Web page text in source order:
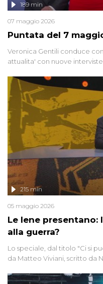
Puntata del 7
189 min
07 maggio 2026
Veronica Gentili conduce
attualita' con nuove
Le Iene presentano:
alla guerra?
215 min
05 maggio 2026
Lo speciale, dal titolo "Ci si
da Matteo Viviani, scritto da
di settore - su quanto la